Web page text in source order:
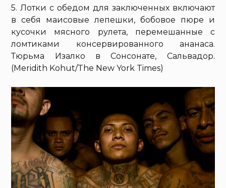
5. Лотки с обедом для заключенных включают
в себя маисовые лепешки, бобовое пюре и
кусочки мясного рулета, перемешанные с
ломтиками консервированного ананаса.
Тюрьма Изалко в Сонсонате, Сальвадор.
(Meridith Kohut/The New York Times)